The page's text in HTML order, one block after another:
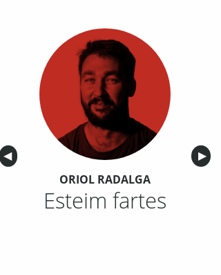
Anterior
◀︎ ▶︎
ORIOL RADALGA
Esteim fartes